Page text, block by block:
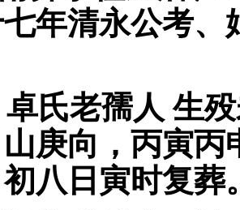
年清永公考
氏老孺人 生
庚向，丙寅
八日寅时复葬